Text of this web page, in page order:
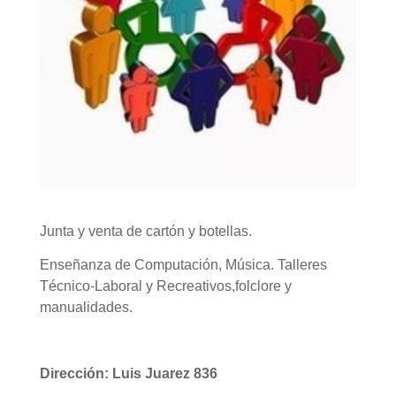
Junta y venta de cartón y botellas.
Enseñanza de Computación, Música. Talleres
Técnico-Laboral y Recreativos,folclore y
manualidades.
Dirección: Luis Juarez 836